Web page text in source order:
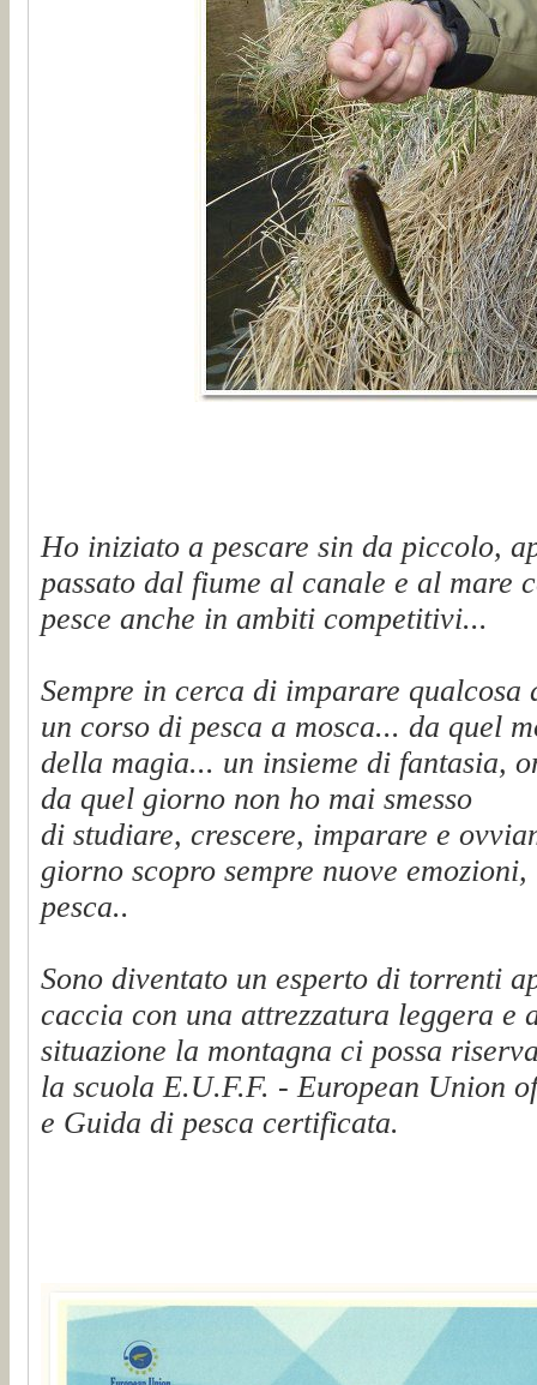
Ho iniziato a pescare sin da piccolo,
passato dal fiume al canale e al mare
pesce anche in ambiti competitivi...
Sempre in cerca di imparare
un corso di pesca a mosca... da quel
della magia... un insieme di fantasia,
da quel giorno non ho mai smesso
di studiare, crescere, imparare e
giorno scopro sempre nuove
pesca..
Sono diventato un esperto di torrenti
caccia con una attrezzatura leggera e
situazione la montagna ci possa
la scuola E.U.F.F. - European Union
e Guida di pesca certificata.